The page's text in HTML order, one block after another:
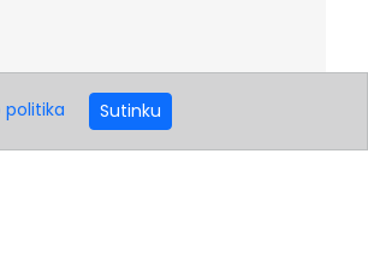
Sutinku